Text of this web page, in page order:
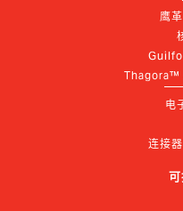
鹰
Thagora™
电
连接